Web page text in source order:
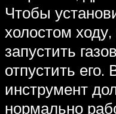
Чтобы
холостом
запустить
отпустить его.
инструмент
нормально